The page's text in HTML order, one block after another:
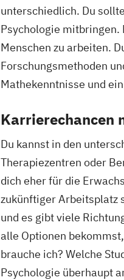
unterschiedlich. Du
Psychologie mitbringen.
Menschen zu arbeiten.
Forschungsmethoden
Mathekenntnisse und
Karrierechancen
Du kannst in den
Therapiezentren oder
dich eher für die
zukünftiger Arbeitsplatz
und es gibt viele
alle Optionen
brauche ich? Welche
Psychologie überhaupt